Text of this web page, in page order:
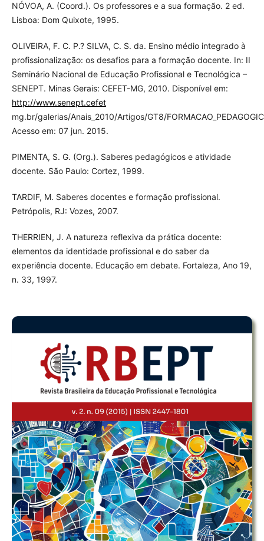
NÓVOA, A. (Coord.). Os professores e a sua formação. 2 ed.
Lisboa: Dom Quixote, 1995.
OLIVEIRA, F. C. P.? SILVA, C. S. da. Ensino médio integrado à
profissionalização: os desafios para a formação docente. In: II
Seminário Nacional de Educação Profissional e Tecnológica –
SENEPT. Minas Gerais: CEFET-MG, 2010. Disponível em:
http://www.senept.cefet
mg.br/galerias/Anais_2010/Artigos/GT8/
Acesso em: 07 jun. 2015.
PIMENTA, S. G. (Org.). Saberes pedagógicos e atividade
docente. São Paulo: Cortez, 1999.
TARDIF, M. Saberes docentes e formação profissional.
Petrópolis, RJ: Vozes, 2007.
THERRIEN, J. A natureza reflexiva da prática docente:
elementos da identidade profissional e do saber da
experiência docente. Educação em debate. Fortaleza, Ano 19,
n. 33, 1997.